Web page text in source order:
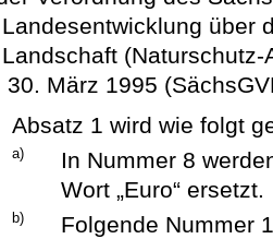
über
30. März 1995
Absatz 1 wird wie folgt
a)
In Nummer 8
Wort „Euro“ ersetzt.
b)
Folgende Nummer